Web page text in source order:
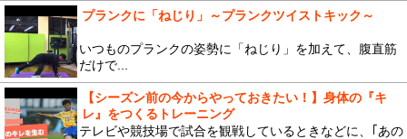
プランクに「ねじり」～プランクツイストキック～
いつものプランクの姿勢に「ねじり」を加えて、腹直筋
だけで...
【シーズン前の今からやっておきたい！】身体の『キ
レ』をつくるトレーニング
テレビや競技場で試合を観戦しているときなどに、｢あの